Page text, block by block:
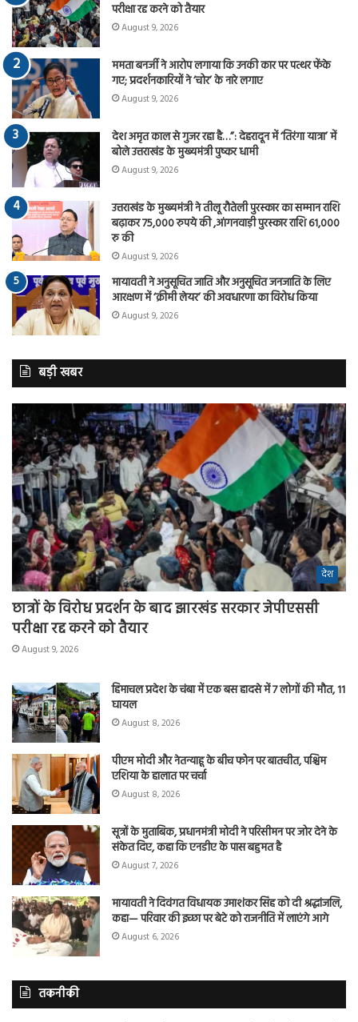
परीक्षा रद्द करने को तैयार
August 9, 2026
ममता बनर्जी ने आरोप लगाया कि उनकी कार पर पत्थर फेंके
गए; प्रदर्शनकारियों ने ‘चोर’ के नारे लगाए
August 9, 2026
देश अमृत काल से गुजर रहा है…”: देहरादून में ‘तिरंगा यात्रा’ में
बोले उत्तराखंड के मुख्यमंत्री पुष्कर धामी
August 9, 2026
उत्तराखंड के मुख्यमंत्री ने तीलू रौतेली पुरस्कार का सम्मान राशि
बढ़ाकर 75,000 रुपये की ,आंगनवाड़ी पुरस्कार राशि 61,000
रु की
August 9, 2026
मायावती ने अनुसूचित जाति और अनुसूचित जनजाति के लिए
आरक्षण में ‘क्रीमी लेयर’ की अवधारणा का विरोध किया
August 9, 2026
बड़ी खबर
देश
छात्रों के विरोध प्रदर्शन के बाद झारखंड सरकार जेपीएससी
परीक्षा रद्द करने को तैयार
August 9, 2026
हिमाचल प्रदेश के चंबा में एक बस हादसे में 7 लोगों की मौत, 11
घायल
August 8, 2026
पीएम मोदी और नेतन्याहू के बीच फोन पर बातचीत, पश्चिम
एशिया के हालात पर चर्चा
August 8, 2026
सूत्रों के मुताबिक, प्रधानमंत्री मोदी ने परिसीमन पर जोर देने के
संकेत दिए, कहा कि एनडीए के पास बहुमत है
August 7, 2026
मायावती ने दिवंगत विधायक उमाशंकर सिंह को दी श्रद्धांजलि,
कहा— परिवार की इच्छा पर बेटे को राजनीति में लाएंगे आगे
August 6, 2026
तकनीकी